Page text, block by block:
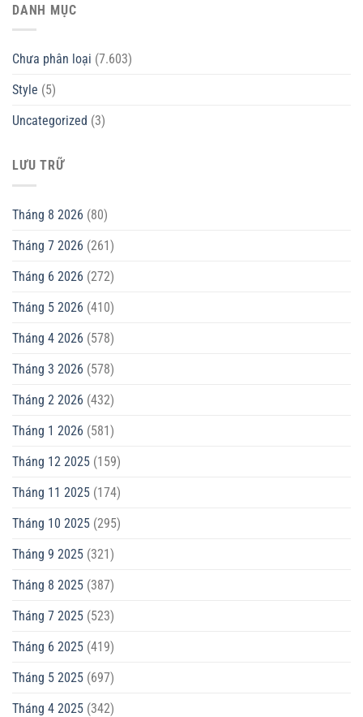
DANH MỤC
Chưa phân loại (7.603)
Style (5)
Uncategorized (3)
LƯU TRỮ
Tháng 8 2026 (80)
Tháng 7 2026 (261)
Tháng 6 2026 (272)
Tháng 5 2026 (410)
Tháng 4 2026 (578)
Tháng 3 2026 (578)
Tháng 2 2026 (432)
Tháng 1 2026 (581)
Tháng 12 2025 (159)
Tháng 11 2025 (174)
Tháng 10 2025 (295)
Tháng 9 2025 (321)
Tháng 8 2025 (387)
Tháng 7 2025 (523)
Tháng 6 2025 (419)
Tháng 5 2025 (697)
Tháng 4 2025 (342)